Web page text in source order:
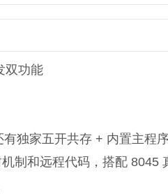
双功能
独家五开共存 + 内置主程
制和远程代码，搭配 8045